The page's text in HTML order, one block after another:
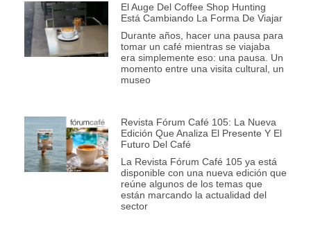
El Auge Del Coffee Shop Hunting
Está Cambiando La Forma De Viajar
Durante años, hacer una pausa para
tomar un café mientras se viajaba
era simplemente eso: una pausa. Un
momento entre una visita cultural, un
museo
Revista Fórum Café 105: La Nueva
Edición Que Analiza El Presente Y El
Futuro Del Café
La Revista Fórum Café 105 ya está
disponible con una nueva edición que
reúne algunos de los temas que
están marcando la actualidad del
sector